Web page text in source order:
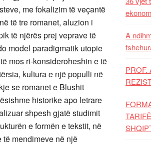
me fokalizim të veçantë
të tre romanet, aluzion i
të njërës prej veprave të
model paradigmatik utopie
mos ri-konsideroheshin e të
kultura e një populli në
se romanet e Blushit
historike apo letrare
shpesh gjatë studimit
e formën e tekstit, në
të mendimeve në një
A
PROF.